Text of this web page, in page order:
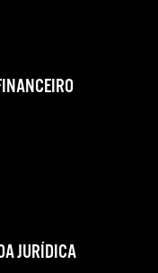
JURÍDICA